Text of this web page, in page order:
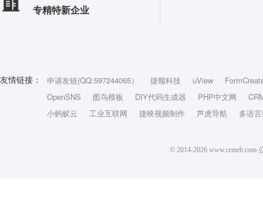
专精特新企业
友情链接： 申请友链(QQ:597244065） 捷顺科技 uView
OpenSNS
图鸟模板 DIY代码生成器 PHP中文网
小蚂蚁云
工业互联网 捷映视频制作 芦虎导航 多语
© 2014-2026